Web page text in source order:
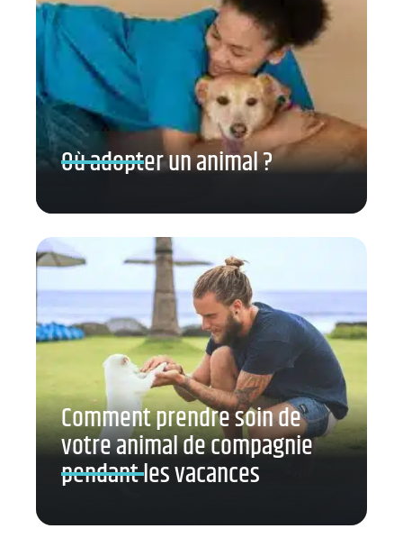
Où adopter un animal ?
Comment prendre soin de
votre animal de compagnie
pendant les vacances